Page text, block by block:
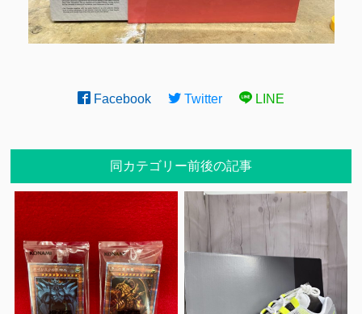
Facebook Twitter LINE
同カテゴリー前後の記事